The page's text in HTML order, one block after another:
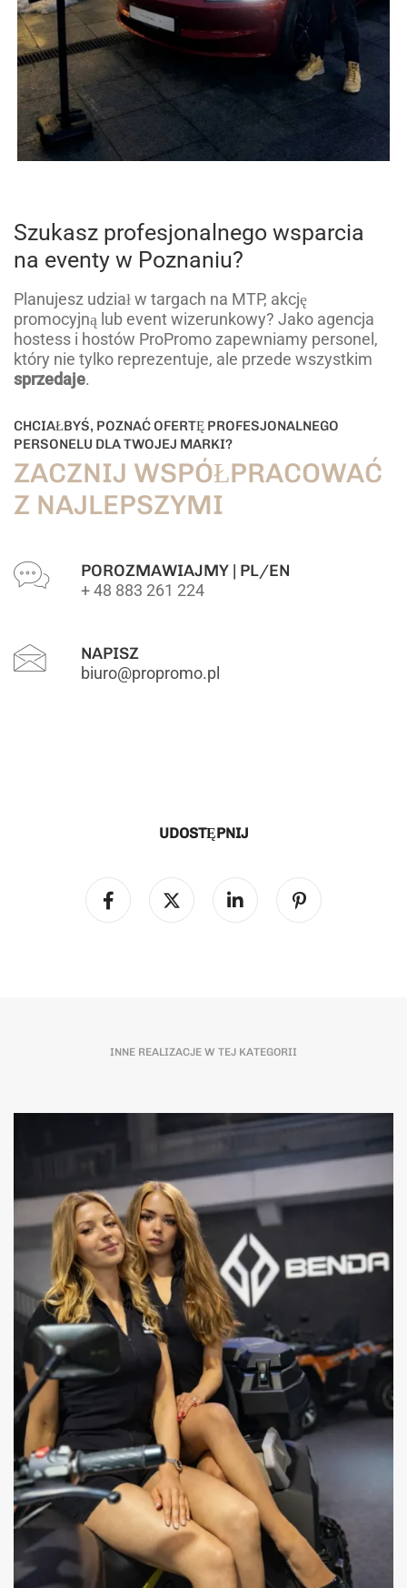
Szukasz profesjonalnego wsparcia
na eventy w Poznaniu?
Planujesz udział w targach na MTP, akcję
promocyjną lub event wizerunkowy? Jako agencja
hostess i hostów ProPromo zapewniamy personel,
który nie tylko reprezentuje, ale przede wszystkim
sprzedaje.
CHCIAŁBYŚ, POZNAĆ OFERTĘ PROFESJONALNEGO
PERSONELU DLA TWOJEJ MARKI?
ZACZNIJ WSPÓŁPRACOWAĆ
Z NAJLEPSZYMI
POROZMAWIAJMY | PL/EN
+ 48 883 261 224
NAPISZ
biuro@propromo.pl
UDOSTĘPNIJ
INNE REALIZACJE W TEJ KATEGORII